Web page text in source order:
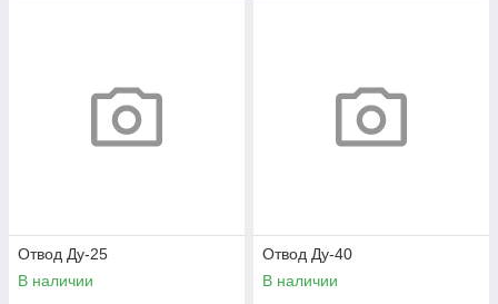
Отвод Ду-25
В наличии
Отвод Ду-40
В наличии